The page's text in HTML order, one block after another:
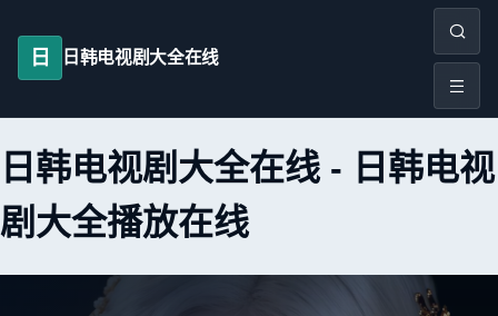
日 日韩电视剧大全在线
日韩电视剧大全在线- 日韩电视
剧大全播放在线